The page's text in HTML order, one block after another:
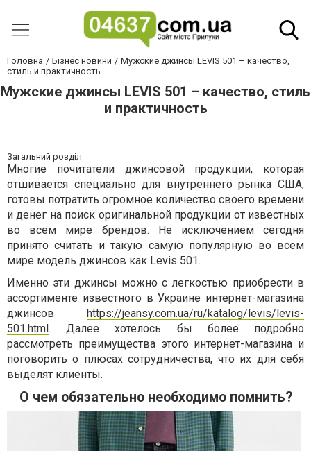
Головна Бізнес новини
Мужские джинсы LEVIS 501 – качество,
стиль и практичность
Мужские джинсы LEVIS 501 – качество, стиль
и практичность
Загальний розділ
Многие почитатели джинсовой продукции, которая
отшивается специально для внутреннего рынка США,
готовы потратить огромное количество своего времени
и денег на поиск оригинальной продукции от известных
во всем мире брендов. Не исключением сегодня
принято считать и такую самую популярную во всем
мире модель джинсов как Levis 501.
Именно эти джинсы можно с легкостью приобрести в
ассортименте известного в Украине интернет-магазина
джинсов https://jeansy.com.ua/ru/katalog/levis/levis-
501.html. Далее хотелось бы более подробно
рассмотреть преимущества этого интернет-магазина и
поговорить о плюсах сотрудничества, что их для себя
выделят клиенты.
О чем обязательно необходимо помнить?